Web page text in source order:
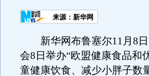
来源：新华网
新华网布鲁塞尔11月8日
会8日举办“欧盟健康食品和
童健康饮食、减少小胖子数